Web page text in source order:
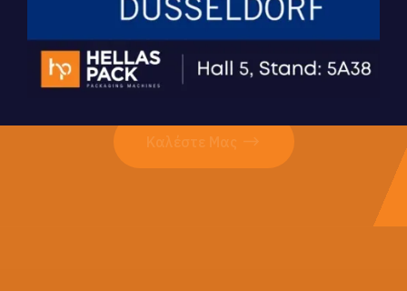
Διαμορφώνουμε τις τιμές μας στις ανάγκες σας και
σας προσφέρουμε τα προϊόντα μας στις πιο
ανταγωνιστικές τιμές της αγοράς! Ελάτε σε επαφή με
την εταιρεία μας για περισσότερες πληροφορίες στα
Καλέστε Μας